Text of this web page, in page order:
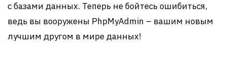
с базами данных. Теперь не бойтесь ошибиться,
ведь вы вооружены PhpMyAdmin – вашим новым
лучшим другом в мире данных!